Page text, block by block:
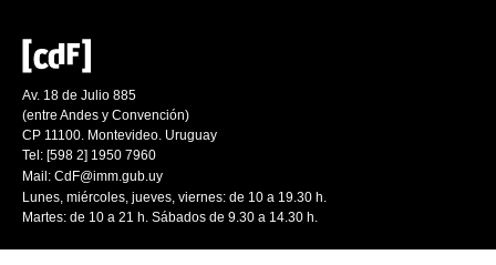
Av. 18 de Julio 885
(entre Andes y Convención)
CP 11100. Montevideo. Uruguay
Tel: [598 2] 1950 7960
Mail: CdF@imm.gub.uy
Lunes, miércoles, jueves, viernes: de 10 a 19.30 h.
Martes: de 10 a 21 h. Sábados de 9.30 a 14.30 h.